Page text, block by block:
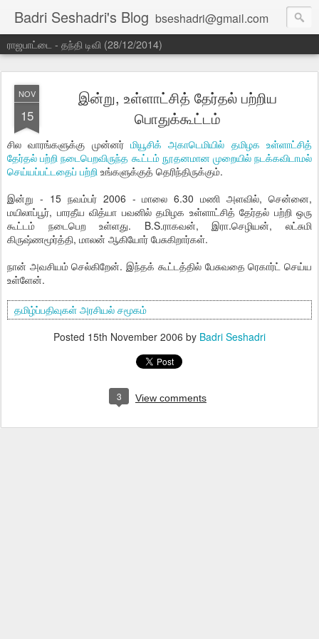
Badri Seshadri's Blog bseshadri@gmail.com
ராஜபாட்டை - தந்தி டிவி (28/12/2014)
NOV
15
இன்று, உள்ளாட்சித் தேர்தல் பற்றிய
பொதுக்கூட்டம்
சில வாரங்களுக்கு முன்னர் மியூசிக் அகாடெமியில் தமிழக உள்ளாட்சித்
தேர்தல் பற்றி நடைபெறவிருந்த கூட்டம் நூதனமான முறையில் நடக்கவிடாமல்
செய்யப்பட்டதைப் பற்றி உங்களுக்குத் தெரிந்திருக்கும்.
இன்று - 15 நவம்பர் 2006 - மாலை 6.30 மணி அளவில், சென்னை,
மயிலாப்பூர், பாரதீய வித்யா பவனில் தமிழக உள்ளாட்சித் தேர்தல் பற்றி ஒரு
கூட்டம் நடைபெற உள்ளது. B.S.ராகவன், இரா.செழியன், லட்சுமி
கிருஷ்ணமூர்த்தி, மாலன் ஆகியோர் பேசுகிறார்கள்.
நான் அவசியம் செல்கிறேன். இந்தக் கூட்டத்தில் பேசுவதை ரெகார்ட் செய்ய
உள்ளேன்.
தமிழ்ப்பதிவுகள் அரசியல் சமூகம்
Posted 15th November 2006 by Badri Seshadri
3 View comments